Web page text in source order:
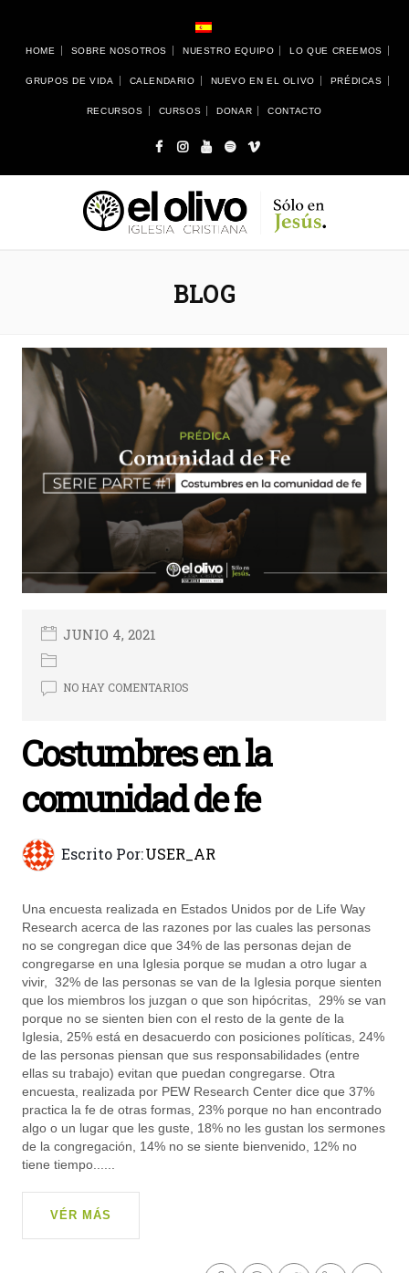
HOME SOBRE NOSOTROS NUESTRO EQUIPO LO QUE CREEMOS
GRUPOS DE VIDA CALENDARIO NUEVO EN EL OLIVO PRÉDICAS
RECURSOS CURSOS DONAR CONTACTO
BLOG
JUNIO 4, 2021
NO HAY COMENTARIOS
Costumbres en la
comunidad de fe
Escrito Por:USER_AR
Una encuesta realizada en Estados Unidos por de Life Way
Research acerca de las razones por las cuales las personas
no se congregan dice que 34% de las personas dejan de
congregarse en una Iglesia porque se mudan a otro lugar a
vivir, 32% de las personas se van de la Iglesia porque sienten
que los miembros los juzgan o que son hipócritas, 29% se van
porque no se sienten bien con el resto de la gente de la
Iglesia, 25% está en desacuerdo con posiciones políticas, 24%
de las personas piensan que sus responsabilidades (entre
ellas su trabajo) evitan que puedan congregarse. Otra
encuesta, realizada por PEW Research Center dice que 37%
practica la fe de otras formas, 23% porque no han encontrado
algo o un lugar que les guste, 18% no les gustan los sermones
de la congregación, 14% no se siente bienvenido, 12% no
tiene tiempo......
VÉR MÁS